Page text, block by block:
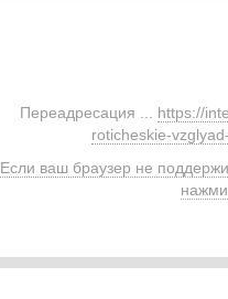
Переадресация ... https://
roticheskie-
Если ваш браузер не